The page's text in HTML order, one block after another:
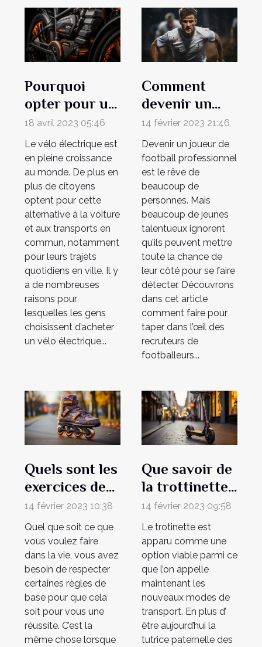
Pourquoi
opter pour un
vélo
électrique ?
18 avril 2023 05:46
Le vélo électrique est
en pleine croissance
au monde. De plus en
plus de citoyens
optent pour cette
alternative à la voiture
et aux transports en
commun, notamment
pour leurs trajets
quotidiens en ville. Il y
a de nombreuses
raisons pour
lesquelles les gens
choisissent d’acheter
un vélo électrique...
Comment
devenir un
footballeur
professionnel
?
14 février 2023 21:46
Devenir un joueur de
football professionnel
est le rêve de
beaucoup de
personnes. Mais
beaucoup de jeunes
talentueux ignorent
qu’ils peuvent mettre
toute la chance de
leur côté pour se faire
détecter. Découvrons
dans cet article
comment faire pour
taper dans l’œil des
recruteurs de
footballeurs...
Quels sont les
exercices de
base pour
faire le
roller ?
14 février 2023 10:38
Quel que soit ce que
vous voulez faire
dans la vie, vous avez
besoin de respecter
certaines règles de
base pour que cela
soit pour vous une
réussite. C’est la
même chose lorsque
Que savoir de
la trottinette
freestyle ?
14 février 2023 09:58
Le trotinette est
apparu comme une
option viable parmi ce
que l’on appelle
maintenant les
nouveaux modes de
transport. En plus d’
être aujourd’hui la
tutrice paternelle des